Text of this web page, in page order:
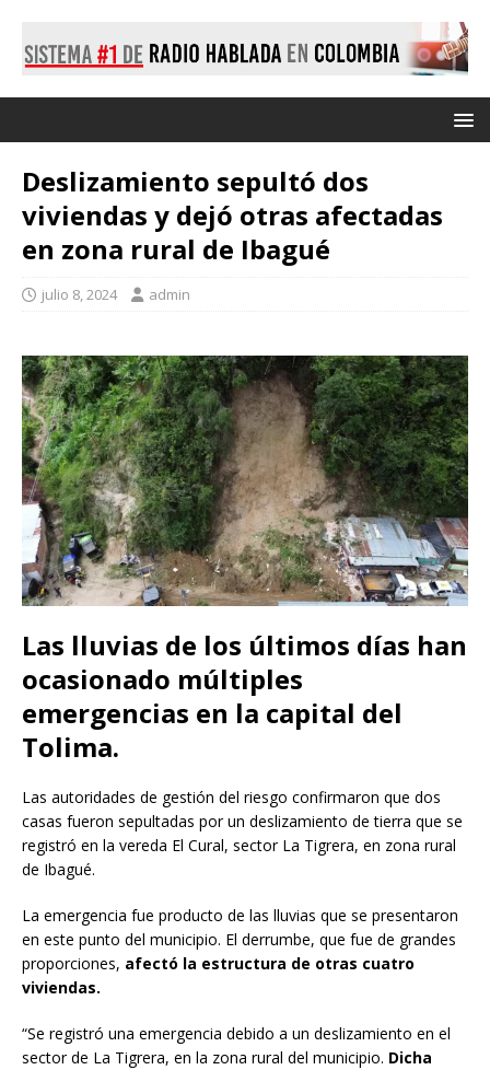
Deslizamiento sepultó dos
viviendas y dejó otras afectadas
en zona rural de Ibagué
julio 8, 2024 admin
Las lluvias de los últimos días han
ocasionado múltiples
emergencias en la capital del
Tolima.
Las autoridades de gestión del riesgo confirmaron que dos
casas fueron sepultadas por un deslizamiento de tierra que se
registró en la vereda El Cural, sector La Tigrera, en zona rural
de Ibagué.
La emergencia fue producto de las lluvias que se presentaron
en este punto del municipio. El derrumbe, que fue de grandes
proporciones, afectó la estructura de otras cuatro
viviendas.
“Se registró una emergencia debido a un deslizamiento en el
sector de La Tigrera, en la zona rural del municipio. Dicha